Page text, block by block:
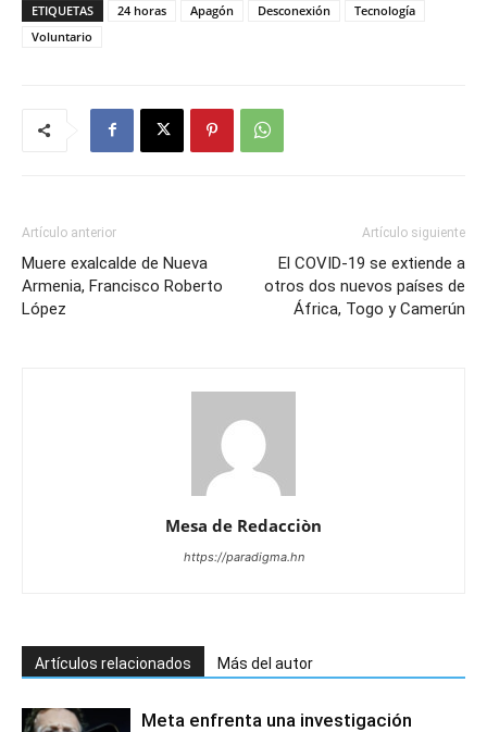
ETIQUETAS 24 horas Apagón Desconexión
Tecnología
Voluntario
Artículo anterior
Muere exalcalde de Nueva
Armenia, Francisco Roberto
López
Artículo siguiente
El COVID-19 se extiende a
otros dos nuevos países de
África, Togo y Camerún
Mesa de Redacciòn
https://paradigma.hn
Artículos relacionados Más del autor
Meta enfrenta una investigación